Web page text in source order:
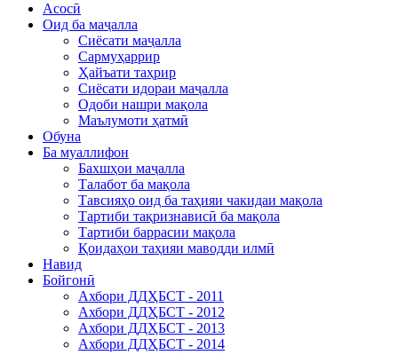
Асосӣ
Оид ба маҷалла
Сиёсати маҷалла
Сармуҳаррир
Ҳайъати таҳрир
Сиёсати идораи маҷалла
Одоби нашри мақола
Маълумоти ҳатмӣ
Обуна
Ба муаллифон
Бахшҳои маҷалла
Талабот ба мақола
Тавсияҳо оид ба таҳияи чакидаи мақола
Тартиби тақризнависӣ ба мақола
Тартиби баррасии мақола
Қоидаҳои таҳияи маводди илмӣ
Навид
Бойгонӣ
Ахбори ДДҲБСТ - 2011
Ахбори ДДҲБСТ - 2012
Ахбори ДДҲБСТ - 2013
Ахбори ДДҲБСТ - 2014